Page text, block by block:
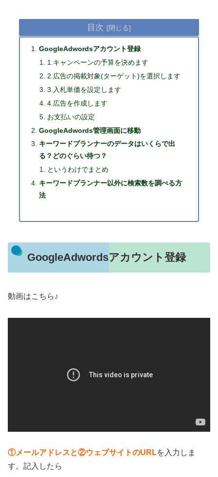
目次
GoogleAdwordsアカウント登録
1.キャンペーンの予算を決めます
2.広告の掲載対象(ターゲット)を選択します
3.入札単価を設定します
4.広告を作成します
お支払いの設定
GoogleAdwords管理画面に移動
キーワードプランナーのデータはいくらで出
る？どのぐらい待つ？
というわけでまとめ
キーワードプランナー以外に検索数を調べる方
法
GoogleAdwordsアカウント登録
動画はこちら♪
①メールアドレスと②ウェブサイトのURLを入力しま
す。記入したら